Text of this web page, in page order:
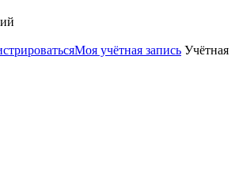
Моя учётная запись Учётная